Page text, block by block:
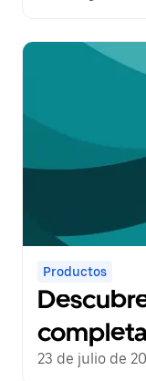
Productos
la
23 de julio de